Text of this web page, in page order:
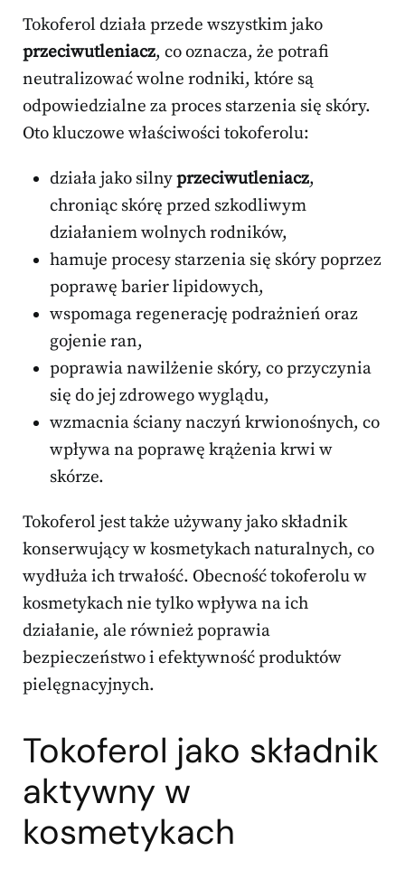
Tokoferol działa przede wszystkim jako
przeciwutleniacz, co oznacza, że potrafi
neutralizować wolne rodniki, które są
odpowiedzialne za proces starzenia się skóry.
Oto kluczowe właściwości tokoferolu:
działa jako silnyprzeciwutleniacz,
chroniąc skórę przed szkodliwym
działaniem wolnych rodników,
hamuje procesy starzenia się skóry poprzez
poprawę barier lipidowych,
wspomaga regenerację podrażnień oraz
gojenie ran,
poprawia nawilżenie skóry, co przyczynia
się do jej zdrowego wyglądu,
wzmacnia ściany naczyń krwionośnych, co
wpływa na poprawę krążenia krwi w
skórze.
Tokoferol jest także używany jako składnik
konserwujący w kosmetykach naturalnych, co
wydłuża ich trwałość. Obecność tokoferolu w
kosmetykach nie tylko wpływa na ich
działanie, ale również poprawia
bezpieczeństwo i efektywność produktów
pielęgnacyjnych.
Tokoferol jako składnik
aktywny w
kosmetykach